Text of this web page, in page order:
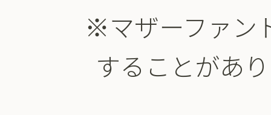
※マザーファン
することがあ